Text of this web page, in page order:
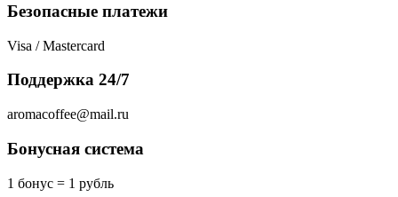
Безопасные платежи
Visa / Mastercard
Поддержка 24/7
aromacoffee@mail.ru
Бонусная система
1 бонус = 1 рубль